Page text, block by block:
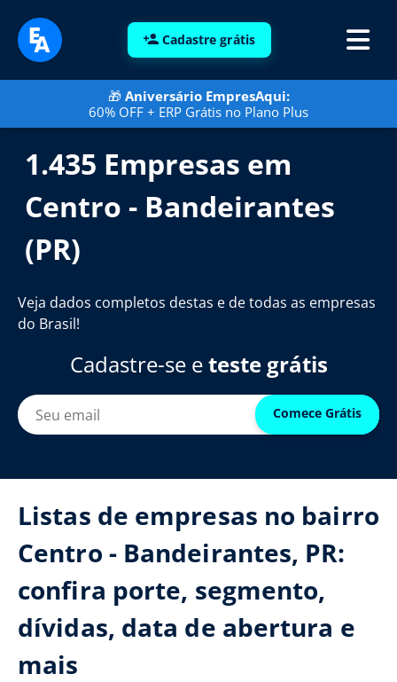
Cadastre grátis
🎁 Aniversário EmpresAqui:
60% OFF + ERP Grátis no Plano Plus
1.435 Empresas em
Centro - Bandeirantes
(PR)
Veja dados completos destas e de todas as empresas
do Brasil!
Cadastre-se eteste grátis
Comece Grátis
Listas de empresas no bairro
Centro - Bandeirantes, PR:
confira porte, segmento,
dívidas, data de abertura e
mais